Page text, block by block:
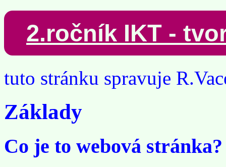
2.ročník IKT -
tuto stránku spravuje
Základy
Co je to webová stránka?